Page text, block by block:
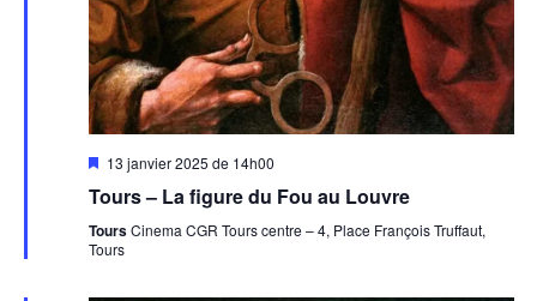
Mis
avant
13 janvier 2025 de 14h00
Tours – La figure du Fou au Louvre
ToursCinema CGR Tours centre – 4, Place François Truffaut,
Tours